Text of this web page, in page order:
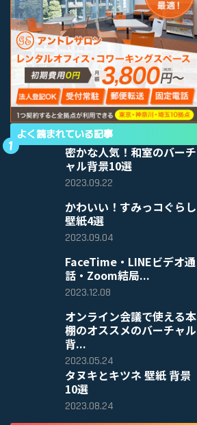
よく読まれている記事
密かな人気！和室のバーチ
ャル背景10選
2023.09.22
かわいい！すみっコぐらし
壁紙4選
2023.09.04
FaceTime・LINEビデオ通
話・Zoom結局...
2023.12.08
オンライン会議で使える本
棚のオススメのバーチャル
背...
2023.05.24
タヌキとキツネ 壁紙 背景
10選
2023.08.24